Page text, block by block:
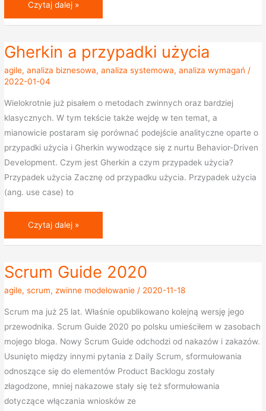
Czytaj dalej »
Gherkin a przypadki użycia
agile,analiza biznesowa,analiza systemowa,analiza wymagań /
2022-01-04
Wielokrotnie już pisałem o metodach zwinnych oraz bardziej
klasycznych. W tym tekście także wejdę w ten temat, a
mianowicie postaram się porównać podejście analityczne oparte o
przypadki użycia i Gherkin wywodzące się z nurtu Behavior-Driven
Development. Czym jest Gherkin a czym przypadek użycia?
Przypadek użycia Zacznę od przypadku użycia. Przypadek użycia
(ang. use case) to
Gherkin
przypadki
Czytaj dalej »
Scrum Guide 2020
agile,scrum, zwinne modelowanie / 2020-11-18
Scrum ma już 25 lat. Właśnie opublikowano kolejną wersję jego
przewodnika. Scrum Guide 2020 po polsku umieściłem w zasobach
mojego bloga. Nowy Scrum Guide odchodzi od nakazów i zakazów.
Usunięto między innymi pytania z Daily Scrum, sformułowania
odnoszące się do elementów Product Backlogu zostały
złagodzone, mniej nakazowe stały się też sformułowania
dotyczące włączania wniosków ze
Scrum